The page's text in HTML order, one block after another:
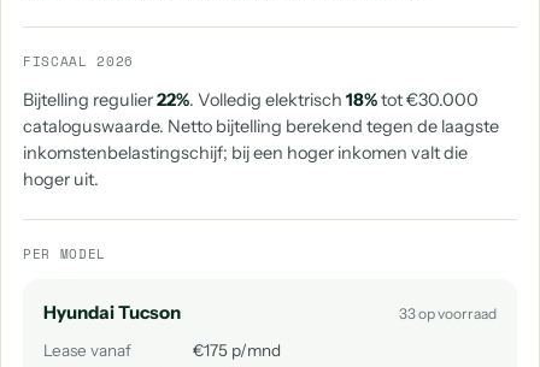
FISCAAL 2026
Bijtelling regulier22%. Volledig elektrisch 18%tot €30.000
cataloguswaarde. Netto bijtelling berekend tegen de laagste
inkomstenbelastingschijf; bij een hoger inkomen valt die
hoger uit.
PER MODEL
Hyundai Tucson 33 op voorraad
Lease vanaf
€175 p/mnd